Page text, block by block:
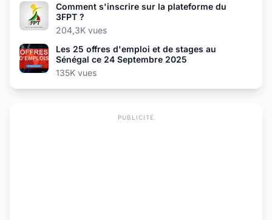
Comment s'inscrire sur la plateforme du
3FPT ?
204,3K vues
Les 25 offres d'emploi et de stages au
Sénégal ce 24 Septembre 2025
135K vues
PUBLICITÉ